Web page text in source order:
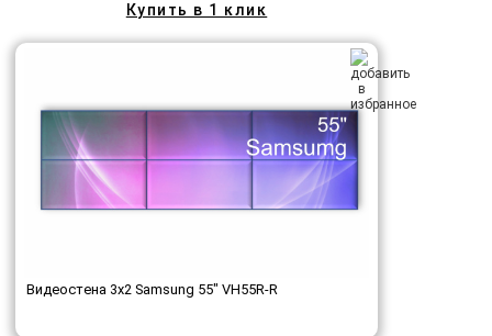
Купить в 1 клик
Видеостена 3x2 Samsung 55" VH55R-R